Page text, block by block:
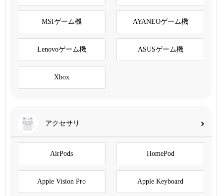
MSIゲーム機 AYANEOゲーム機
Lenovoゲーム機 ASUSゲーム機
Xbox
アクセサリ
AirPods HomePod
Apple Vision Pro Apple Keyboard